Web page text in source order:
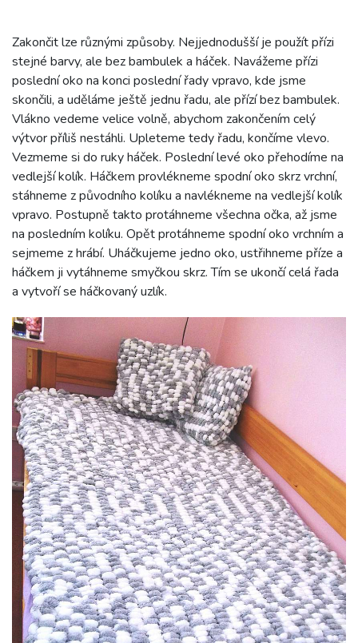
Zakončit lze různými způsoby. Nejjednodušší je použít přízi
stejné barvy, ale bez bambulek a háček. Navážeme přízi
poslední oko na konci poslední řady vpravo, kde jsme
skončili, a uděláme ještě jednu řadu, ale přízí bez bambulek.
Vlákno vedeme velice volně, abychom zakončením celý
výtvor příliš nestáhli. Upleteme tedy řadu, končíme vlevo.
Vezmeme si do ruky háček. Poslední levé oko přehodíme na
vedlejší kolík. Háčkem provlékneme spodní oko skrz vrchní,
stáhneme z původního kolíku a navlékneme na vedlejší kolík
vpravo. Postupně takto protáhneme všechna očka, až jsme
na posledním kolíku. Opět protáhneme spodní oko vrchním a
sejmeme z hrábí. Uháčkujeme jedno oko, ustřihneme příze a
háčkem ji vytáhneme smyčkou skrz. Tím se ukončí celá řada
a vytvoří se háčkovaný uzlík.